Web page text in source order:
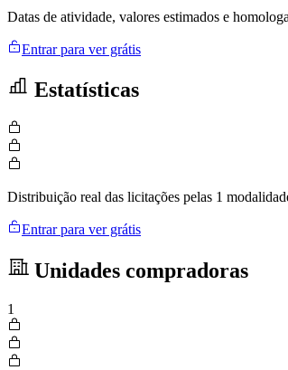
Datas de atividade, valores estimados e
Entrar para ver grátis
Estatísticas
Distribuição real das licitações pelas 1
Entrar para ver grátis
Unidades compradoras
1